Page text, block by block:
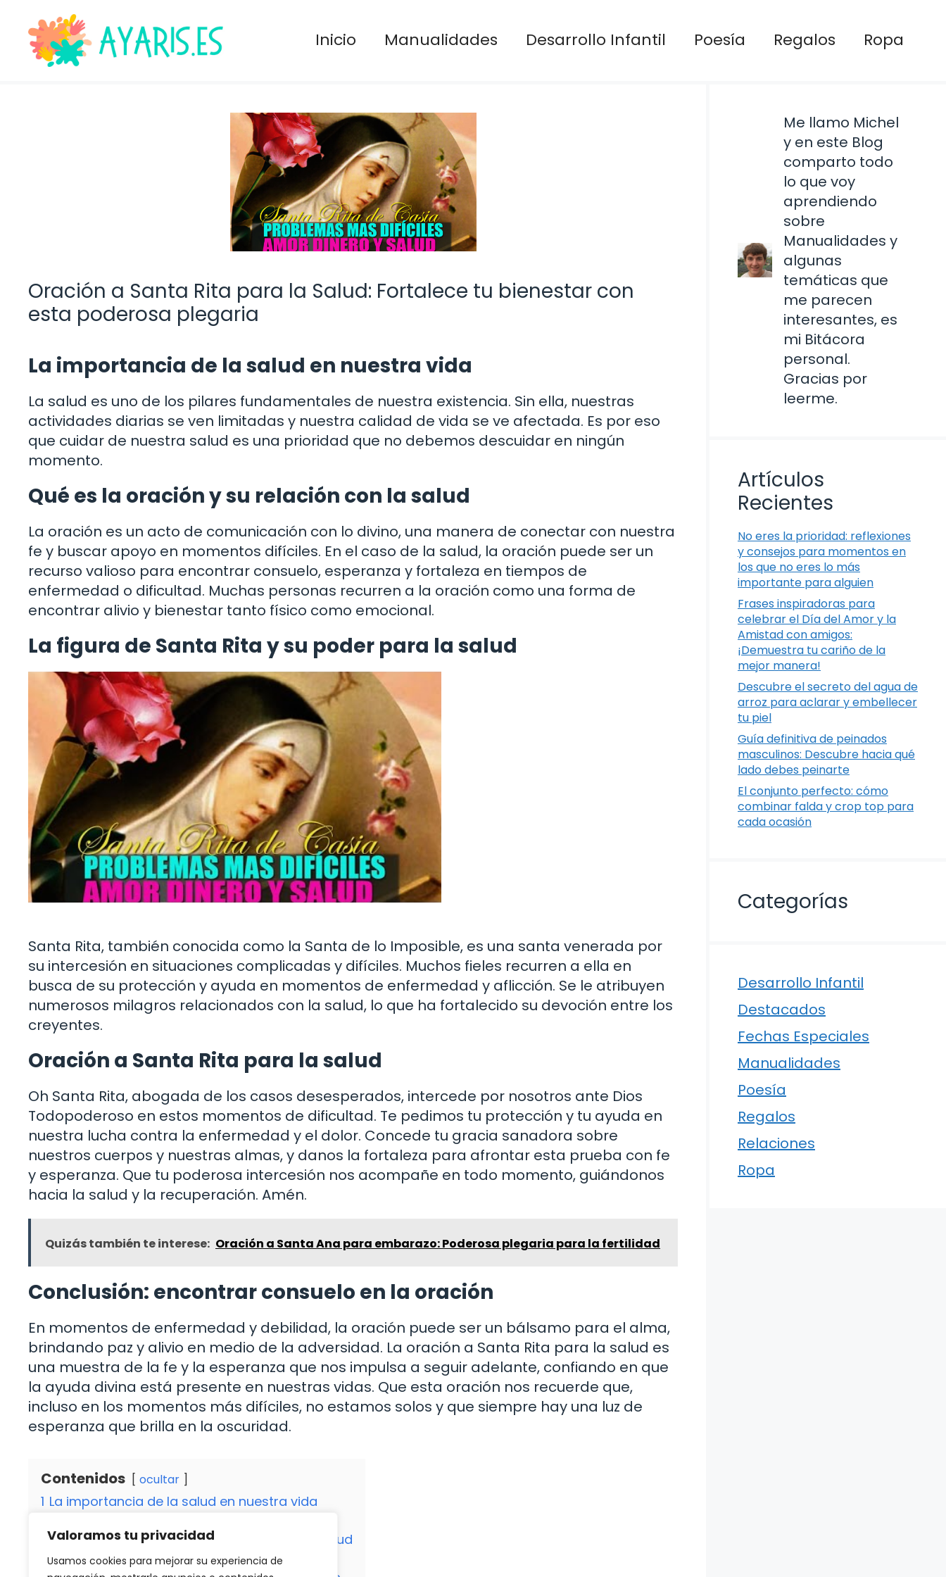
Valoramos tu privacidad
Usamos cookies para mejorar su experiencia de
contenido
Inicio Manualidades Desarrollo Infantil Poesía Regalos Ropa
Oración a Santa Rita para la Salud: Fortalece tu bienestar con
esta poderosa plegaria
La importancia de la salud en nuestra vida
La salud es uno de los pilares fundamentales de nuestra existencia. Sin ella, nuestras
actividades diarias se ven limitadas y nuestra calidad de vida se ve afectada. Es por eso
que cuidar de nuestra salud es una prioridad que no debemos descuidar en ningún
momento.
Qué es la oración y su relación con la salud
La oración es un acto de comunicación con lo divino, una manera de conectar con nuestra
fe y buscar apoyo en momentos difíciles. En el caso de la salud, la oración puede ser un
recurso valioso para encontrar consuelo, esperanza y fortaleza en tiempos de
enfermedad o dificultad. Muchas personas recurren a la oración como una forma de
encontrar alivio y bienestar tanto físico como emocional.
La figura de Santa Rita y su poder para la salud
Santa Rita, también conocida como la Santa de lo Imposible, es una santa venerada por
su intercesión en situaciones complicadas y difíciles. Muchos fieles recurren a ella en
busca de su protección y ayuda en momentos de enfermedad y aflicción. Se le atribuyen
numerosos milagros relacionados con la salud, lo que ha fortalecido su devoción entre los
creyentes.
Oración a Santa Rita para la salud
Oh Santa Rita, abogada de los casos desesperados, intercede por nosotros ante Dios
Todopoderoso en estos momentos de dificultad. Te pedimos tu protección y tu ayuda en
nuestra lucha contra la enfermedad y el dolor. Concede tu gracia sanadora sobre
nuestros cuerpos y nuestras almas, y danos la fortaleza para afrontar esta prueba con fe
y esperanza. Que tu poderosa intercesión nos acompañe en todo momento, guiándonos
hacia la salud y la recuperación. Amén.
Quizás también te interese: Oración a Santa Ana para embarazo: Poderosa plegaria para la fertilidad
Conclusión: encontrar consuelo en la oración
En momentos de enfermedad y debilidad, la oración puede ser un bálsamo para el alma,
brindando paz y alivio en medio de la adversidad. La oración a Santa Rita para la salud es
una muestra de la fe y la esperanza que nos impulsa a seguir adelante, confiando en que
la ayuda divina está presente en nuestras vidas. Que esta oración nos recuerde que,
incluso en los momentos más difíciles, no estamos solos y que siempre hay una luz de
esperanza que brilla en la oscuridad.
Contenidos ocultar
1 La importancia de la salud en nuestra vida
3 La figura de Santa Rita y su poder para la salud
4 Oración a Santa Rita para la salud
Me llamo Michel
y en este Blog
comparto todo
lo que voy
aprendiendo
sobre
Manualidades y
algunas
temáticas que
me parecen
interesantes, es
mi Bitácora
personal.
Gracias por
leerme.
Artículos
Recientes
No eres la prioridad: reflexiones
y consejos para momentos en
los que no eres lo más
importante para alguien
Frases inspiradoras para
celebrar el Día del Amor y la
Amistad con amigos:
¡Demuestra tu cariño de la
mejor manera!
Descubre el secreto del agua de
arroz para aclarar y embellecer
tu piel
Guía definitiva de peinados
masculinos: Descubre hacia qué
lado debes peinarte
El conjunto perfecto: cómo
combinar falda y crop top para
cada ocasión
Categorías
Desarrollo Infantil
Destacados
Fechas Especiales
Manualidades
Poesía
Regalos
Relaciones
Ropa